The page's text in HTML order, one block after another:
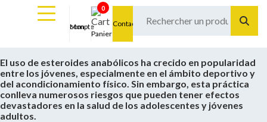
Mon compte
0
Panier
Contact
El uso de esteroides anabólicos ha crecido en popularidad
entre los jóvenes, especialmente en el ámbito deportivo y
del acondicionamiento físico. Sin embargo, esta práctica
conlleva numerosos riesgos que pueden tener efectos
devastadores en la salud de los adolescentes y jóvenes
adultos.